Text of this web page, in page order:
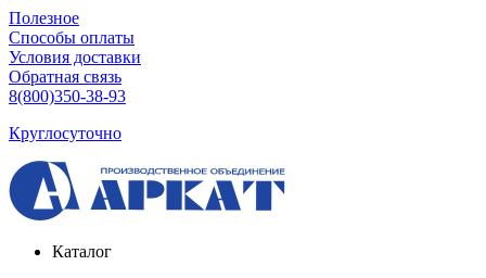
Полезное
Способы оплаты
Условия доставки
Обратная связь
8(800)350-38-93
Круглосуточно
Каталог